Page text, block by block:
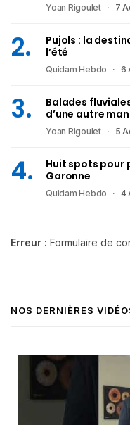
Yoan Rigoulet 7
Pujols : la
l’été
Quidam Hebdo 6
Balades
d’une autre
Yoan Rigoulet 5
Huit spots pour
Garonne
Quidam Hebdo 4
Erreur : Formulaire de
NOS DERNIÈRES